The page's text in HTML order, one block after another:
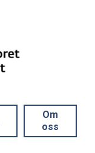
Om
oss